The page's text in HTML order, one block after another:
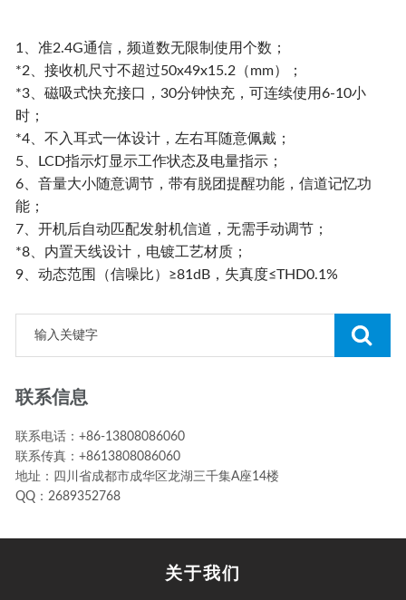
1、准2.4G通信，频道数无限制使用个数；
*2、接收机尺寸不超过50x49x15.2（mm）；
*3、磁吸式快充接口，30分钟快充，可连续使用6-10小
时；
*4、不入耳式一体设计，左右耳随意佩戴；
5、LCD指示灯显示工作状态及电量指示；
6、音量大小随意调节，带有脱团提醒功能，信道记忆功
能；
7、开机后自动匹配发射机信道，无需手动调节；
*8、内置天线设计，电镀工艺材质；
9、动态范围（信噪比）≥81dB，失真度≤THD0.1%
联系信息
联系电话：+86-13808086060
联系传真：+8613808086060
地址：四川省成都市成华区龙湖三千集A座14楼
QQ：2689352768
关于我们